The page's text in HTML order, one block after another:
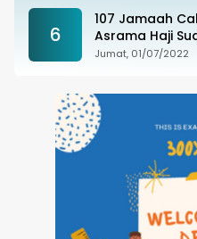
6
107 Jamaah
Asrama Haji
Jumat, 01/07/2022